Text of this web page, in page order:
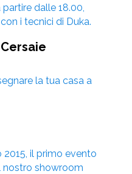
dalle 18.00,
i tecnici di Duka.
la tua casa a
il primo evento
nostro showroom